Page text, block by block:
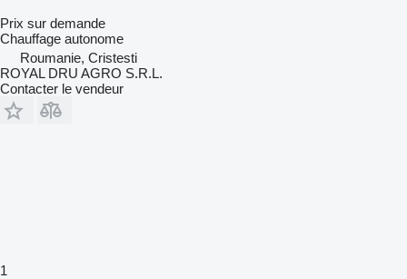
Prix sur demande
Chauffage autonome
Roumanie, Cristesti
ROYAL DRU AGRO S.R.L.
Contacter le vendeur
1